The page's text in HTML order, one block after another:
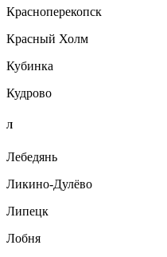
Красноперекопск
Красный Холм
Кубинка
Кудрово
Л
Лебедянь
Ликино-Дулёво
Липецк
Лобня